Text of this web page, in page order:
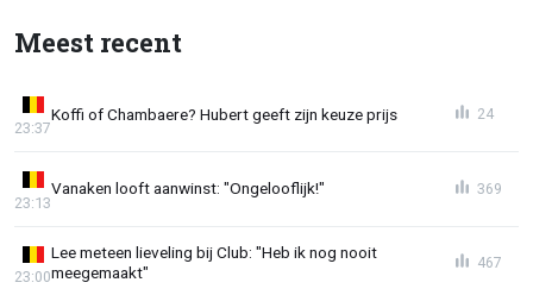
Meest recent
Koffi of Chambaere? Hubert geeft zijn keuze prijs
23:37
24
Vanaken looft aanwinst: "Ongelooflijk!"
23:13
369
Lee meteen lieveling bij Club: "Heb ik nog nooit
meegemaakt"
23:00
467